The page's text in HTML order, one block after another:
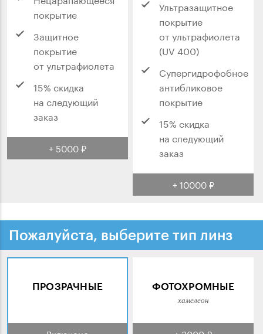
покрытие
Защитное
покрытие
от ультрафиолета
15% скидка
на следующий
заказ
+ 5000 ₽
Ультразащитное
покрытие
от ультрафиолета
(UV 400)
Супергидрофобное
антибликовое
покрытие
15% скидка
на следующий
заказ
+ 10000 ₽
Пожалуйста, выберите тип линз
ПРОЗРАЧНЫЕ ФОТОХРОМНЫЕ
хамелеон